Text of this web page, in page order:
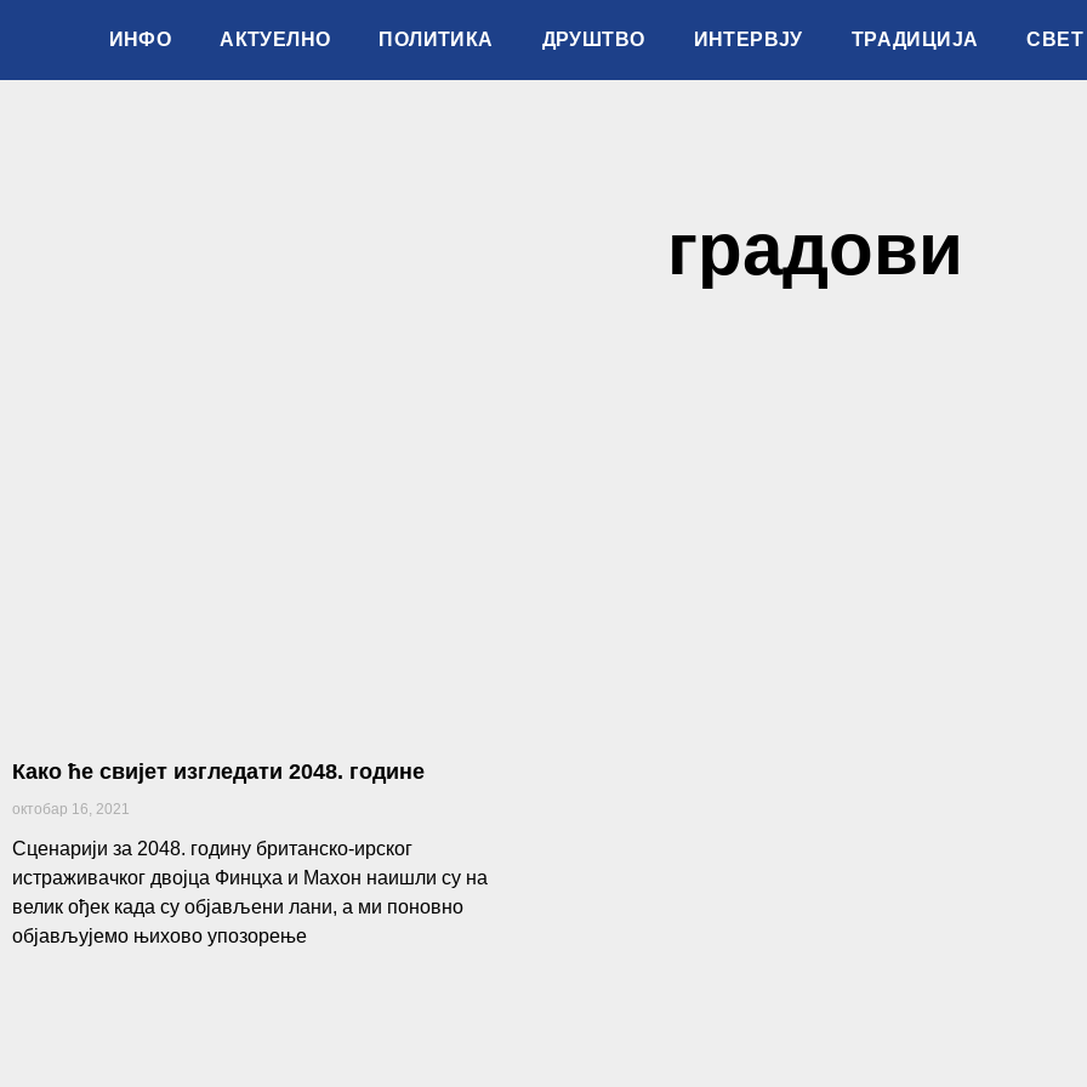
ИНФО АКТУЕЛНО ПОЛИТИКА ДРУШТВО ИНТЕРВЈУ ТРАДИЦИЈА СВЕТ
градови
Како ће свијет изгледати 2048. године
октобар 16, 2021
Сценарији за 2048. годину британско-ирског
истраживачког двојца Финцха и Махон наишли су на
велик ођек када су објављени лани, а ми поновно
објављујемо њихово упозорење